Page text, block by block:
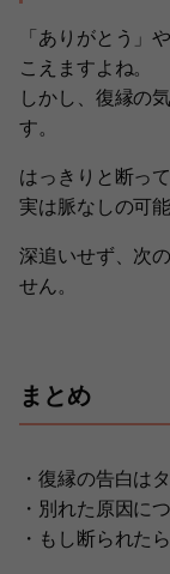
「ありがとう」
こえますよね。
しかし、復縁の
す。
はっきりと断っ
実は脈なしの可
深追いせず、次
せん。
まとめ
・復縁の告白は
・別れた原因に
・もし断られた